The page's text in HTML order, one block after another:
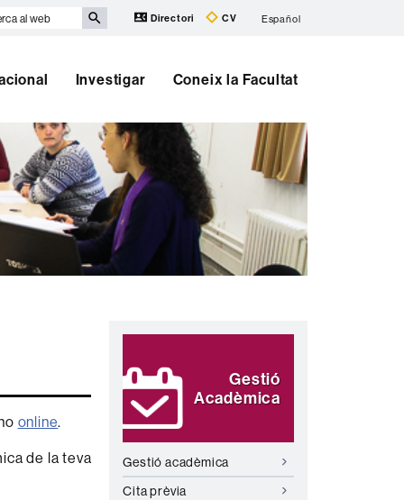
Directori CV Español
Investigar Coneix la Facultat
online.
de la teva
Informació
complementària
Destaquem
Gestió
Acadèmica
Gestió acadèmica
Cita prèvia